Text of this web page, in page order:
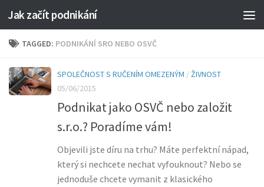
Jak začít podnikání
TAGGED: PODNIKÁNÍ SRO NEBO OSVČ
SPOLEČNOST S RUČENÍM OMEZENÝM /ŽIVNOST
05/06/2015
Podnikat jako OSVČ nebo založit
s.r.o.? Poradíme vám!
Objevili jste díru na trhu? Máte perfektní nápad,
který si nechcete nechat vyfouknout? Nebo se
jednoduše chcete vymanit z klasického